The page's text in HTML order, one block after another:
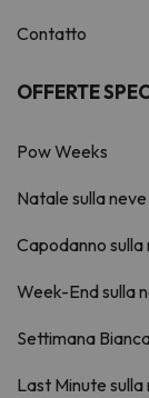
Contatto
OFFERTE
Pow Weeks
Natale sulla neve
Capodanno sulla
Week-End sulla
Settimana
Last Minute sulla